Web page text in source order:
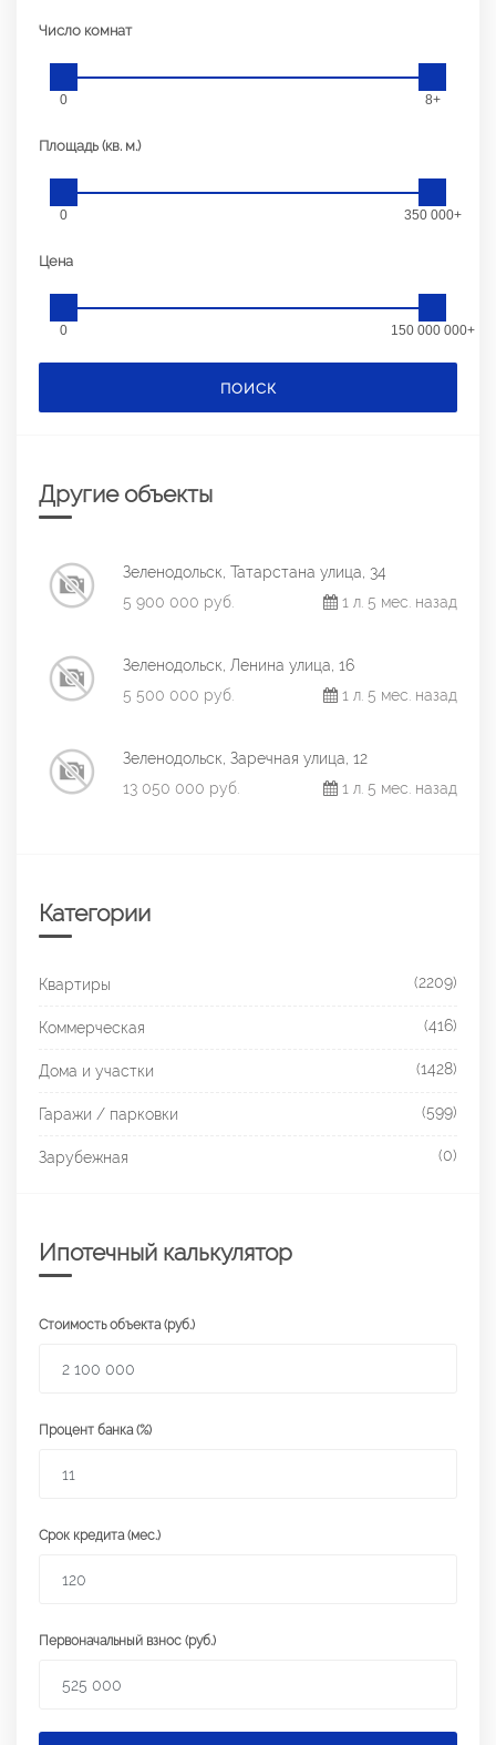
Число комнат
0 8+
Площадь (кв. м.)
0 350 000+
Цена
0 150 000 000+
ПОИСК
Другие объекты
Зеленодольск, Татарстана улица, 34
5 900 000 руб.
1 л. 5 мес. назад
Зеленодольск, Ленина улица, 16
5 500 000 руб.
1 л. 5 мес. назад
Зеленодольск, Заречная улица, 12
13 050 000 руб.
1 л. 5 мес. назад
Категории
Квартиры (2209)
Коммерческая (416)
Дома и участки (1428)
Гаражи / парковки (599)
Зарубежная (0)
Ипотечный калькулятор
Стоимость объекта (руб.)
Процент банка (%)
Срок кредита (мес.)
Первоначальный взнос (руб.)